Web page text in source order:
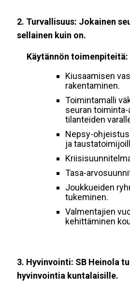
2. Turvallisuus: Jokainen
sellainen kuin on.
Käytännön toimenpiteitä:
Kiusaamisen
rakentaminen.
Toimintamalli
seuran
tilanteiden
Nepsy-
ja
Tasa-
Joukkueiden
tukeminen.
Valmentajien
kehittäminen
3. Hyvinvointi: SB Heinola
hyvinvointia kuntalaisille.